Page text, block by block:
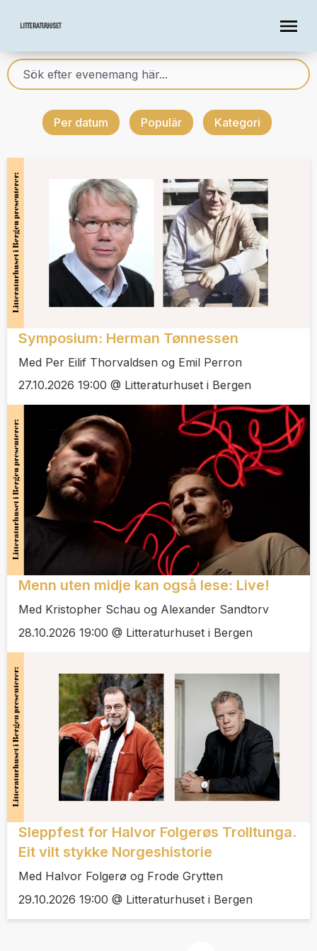
Per datum Populär Kategori
Symposium: Herman Tønnessen
Med Per Eilif Thorvaldsen og Emil Perron
27.10.2026 19:00 @ Litteraturhuset i Bergen
Menn uten midje kan også lese: Live!
Med Kristopher Schau og Alexander Sandtorv
28.10.2026 19:00 @ Litteraturhuset i Bergen
Sleppfest for Halvor Folgerøs Trolltunga.
Eit vilt stykke Norgeshistorie
Med Halvor Folgerø og Frode Grytten
29.10.2026 19:00 @ Litteraturhuset i Bergen